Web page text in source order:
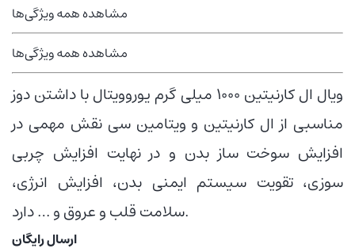
مشاهده همه ویژگی‌ها
مشاهده همه ویژگی‌ها
ویال ال کارنیتین ۱۰۰۰ میلی گرم یوروویتال با داشتن دوز
مناسبی از ال کارنیتین و ویتامین سی نقش مهمی در
افزایش سوخت ساز بدن و در نهایت افزایش چربی
سوزی، تقویت سیستم ایمنی بدن، افزایش انرژی،
سلامت قلب و عروق و … دارد.
ارسال رایگان